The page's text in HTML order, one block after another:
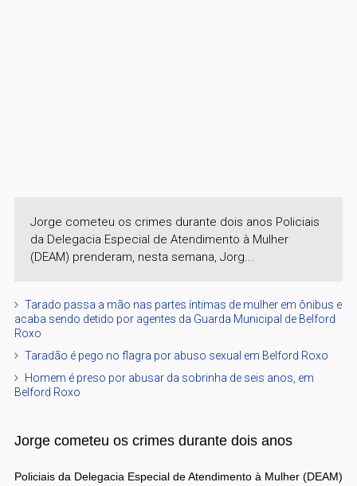
Jorge cometeu os crimes durante dois anos Policiais
da Delegacia Especial de Atendimento à Mulher
(DEAM) prenderam, nesta semana, Jorg...
Tarado passa a mão nas partes íntimas de mulher em ônibus e
acaba sendo detido por agentes da Guarda Municipal de Belford
Roxo
Taradão é pego no flagra por abuso sexual em Belford Roxo
Homem é preso por abusar da sobrinha de seis anos, em
Belford Roxo
Jorge cometeu os crimes durante dois anos
Policiais da Delegacia Especial de Atendimento à Mulher (DEAM)